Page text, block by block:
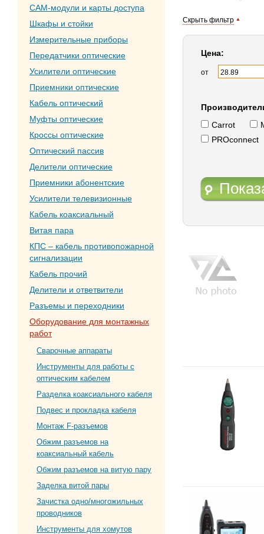
CAM-модули и карты доступа
Шкафы и стойки
Измерительные приборы
Передатчики оптические
Усилители оптические
Приемники оптические
Кабель оптический
Муфты оптические
Кроссы оптические
Оптический пассив
Делители оптические
Приемники абонентские
Усилители телевизионные
Кабель коаксиальный
Витая пара
КПС – кабель противопожарной
сигнализации
Кабель прочий
Делители и ответвители
Разъемы и переходники
Оборудование для монтажных
работ
Сварочные аппараты
Инструменты для работы с
оптическим кабелем
Разделка коаксиального кабеля
Подвес и прокладка кабеля
Монтаж F-разъемов
Обжим разъемов на
коаксиальный кабель
Обжим разъемов на витую пару
Заделка витой пары
Зачистка одно/многожильных
проводников
Инструменты для хомутов
Скрыть фильтр
Цена:
от
Carrot
PROconnect